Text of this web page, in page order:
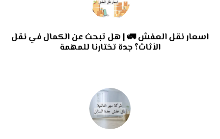
اسعار نقل العفش 🚛 | هل تبحث عن الكمال في نقل
الأثاث؟ جدة تختارنا للمهمة